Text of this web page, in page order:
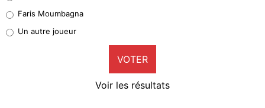
1%
9%
Faris Moumbagna
Un autre joueur
VOTER
Voir les résultats